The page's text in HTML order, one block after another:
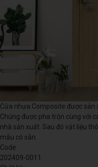
Cửa nhựa Composite được sản
Chúng được pha trộn cùng với
nhà sản xuất. Sau đó vật liệu
mẫu có sẵn.
Code
202409-0011